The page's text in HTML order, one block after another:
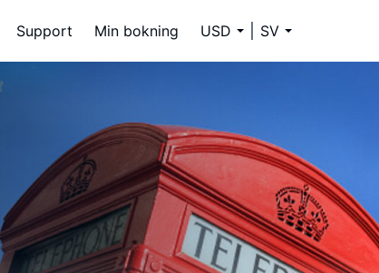
Support Min bokning USD SV